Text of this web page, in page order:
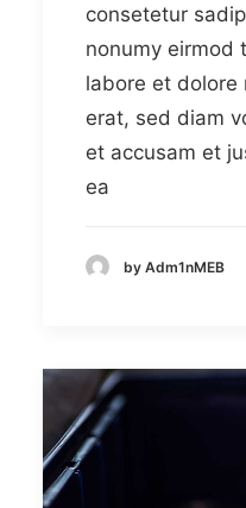
consetetur
nonumy eirmod
labore et dolore
erat, sed diam
et accusam et
ea
by Adm1nMEB